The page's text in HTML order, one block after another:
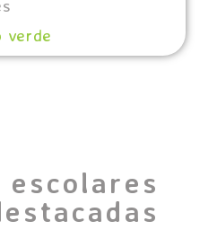
verde
escolares